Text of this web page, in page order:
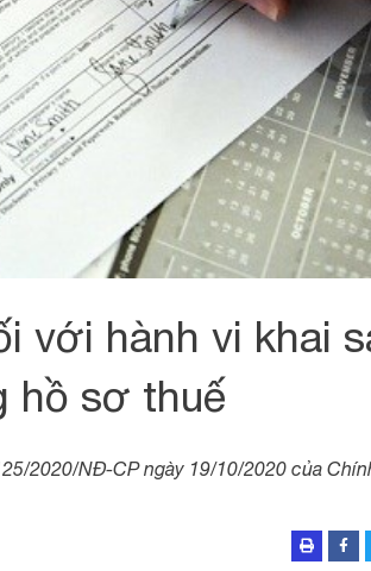
với hành vi khai
hồ sơ thuế
2020/NĐ-CP ngày 19/10/2020 của